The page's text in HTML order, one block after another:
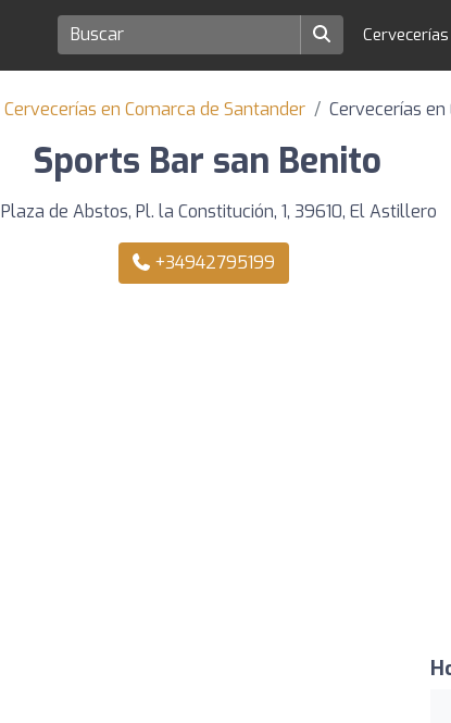
Cervecerías en Comarca de Santander Cervecerías
Sports Bar san Benito
Plaza de Abstos, Pl. la Constitución, 1, 39610, El Astillero
+34942795199